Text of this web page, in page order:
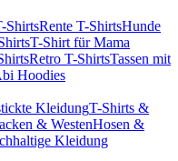
ShirtsRente T-ShirtsHunde
T-Shirt für Mama
Retro T-ShirtsTassen mit
Hoodies
KleidungT-Shirts &
& WestenHosen &
Kleidung